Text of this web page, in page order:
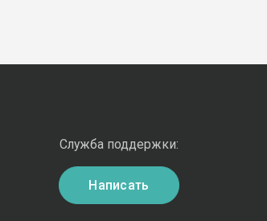
Служба поддержки:
Написать